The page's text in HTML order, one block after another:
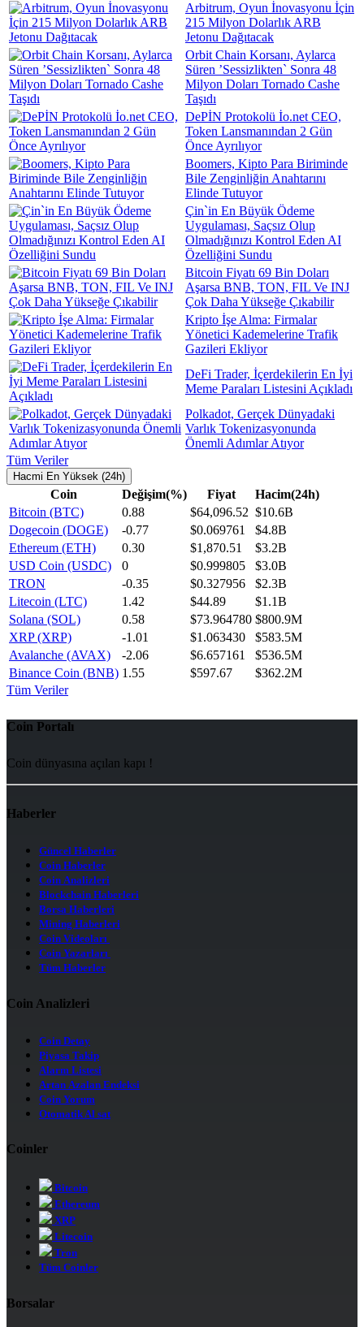
Arbitrum, Oyun İnovasyonu İçin
215 Milyon Dolarlık ARB
Jetonu Dağıtacak
Orbit Chain Korsanı, Aylarca
Süren ’Sessizlikten` Sonra 48
Milyon Doları Tornado Cashe
Taşıdı
DePİN Protokolü İo.net CEO,
Token Lansmanından 2 Gün
Önce Ayrılıyor
Boomers, Kipto Para Biriminde
Bile Zenginliğin Anahtarını
Elinde Tutuyor
Çin`in En Büyük Ödeme
Uygulaması, Saçsız Olup
Olmadığınızı Kontrol Eden AI
Özelliğini Sundu
Bitcoin Fiyatı 69 Bin Doları
Aşarsa BNB, TON, FIL Ve INJ
Çok Daha Yükseğe Çıkabilir
Kripto İşe Alma: Firmalar
Yönetici Kademelerine Trafik
Gazileri Ekliyor
DeFi Trader, İçerdekilerin En İyi
Meme Paraları Listesini Açıkladı
Polkadot, Gerçek Dünyadaki
Varlık Tokenizasyonunda
Önemli Adımlar Atıyor
Tüm Veriler
Hacmi En Yüksek (24h)
Coin Değişim(%) Fiyat
Hacim(24h)
Bitcoin (BTC)
0.88 $64,096.52 $10.6B
Dogecoin (DOGE)
-0.77 $0.069761
$4.8B
Ethereum (ETH)
0.30 $1,870.51
$3.2B
USD Coin (USDC)
0 $0.999805
$3.0B
TRON
-0.35 $0.327956
$2.3B
Litecoin (LTC)
1.42 $44.89
$1.1B
Solana (SOL)
0.58 $73.964780 $800.9M
XRP (XRP)
-1.01 $1.063430
$583.5M
Avalanche (AVAX)
-2.06 $6.657161
$536.5M
Binance Coin (BNB) 1.55 $597.67
$362.2M
Tüm Veriler
Coin Portalı
Coin dünyasına açılan kapı !
Haberler
Güncel Haberler
Coin Haberler
Coin Analizleri
Blockchain Haberleri
Borsa Haberleri
Mining Haberleri
Coin Videoları
Coin Yazarları
Tüm Haberler
Coin Analizleri
Coin Detay
Piyasa Takip
Alarm Listesi
Artan Azalan Endeksi
Coin Yorum
Otomatik Al sat
Coinler
Bitcoin
Ethereum
XRP
Litecoin
Tron
Tüm Coinler
Borsalar